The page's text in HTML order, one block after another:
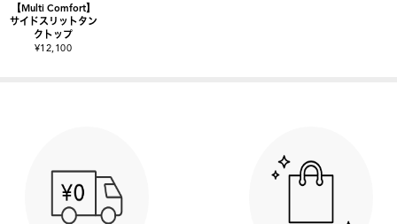
【Multi Comfort】
サイドスリットタン
クトップ
¥12,100